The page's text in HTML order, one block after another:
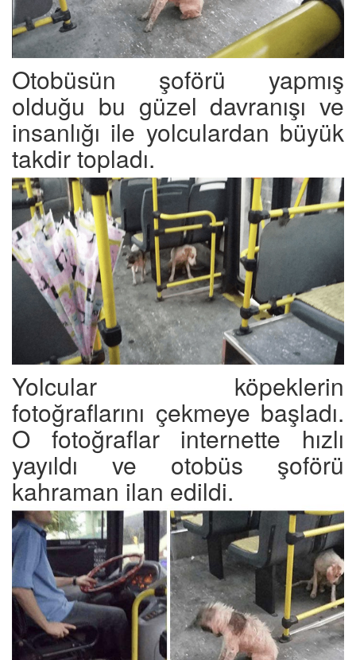
Otobüsün şoförü yapmış
olduğu bu güzel davranışı ve
insanlığı ile yolculardan büyük
takdir topladı.
Yolcular köpeklerin
fotoğraflarını çekmeye başladı.
O fotoğraflar internette hızlı
yayıldı ve otobüs şoförü
kahraman ilan edildi.